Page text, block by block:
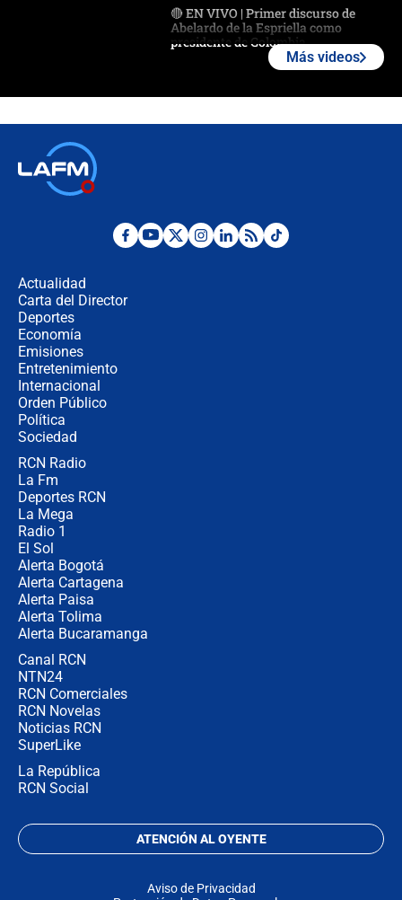
🔴 EN VIVO | Primer discurso de
Abelardo de la Espriella como
presidente de Colombia
Desde dermatitis hasta infecciones:
Más videos
Actualidad
Carta del Director
Deportes
Economía
Emisiones
Entretenimiento
Internacional
Orden Público
Política
Sociedad
RCN Radio
La Fm
Deportes RCN
La Mega
Radio 1
El Sol
Alerta Bogotá
Alerta Cartagena
Alerta Paisa
Alerta Tolima
Alerta Bucaramanga
Canal RCN
NTN24
RCN Comerciales
RCN Novelas
Noticias RCN
SuperLike
La República
RCN Social
ATENCIÓN AL OYENTE
Aviso de Privacidad